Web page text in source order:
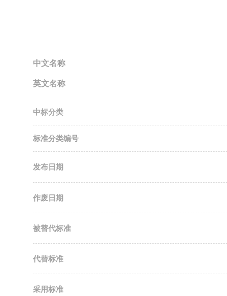
中文名称
英文名称
中标分类
标准分类编号
发布日期
作废日期
被替代标准
代替标准
采用标准